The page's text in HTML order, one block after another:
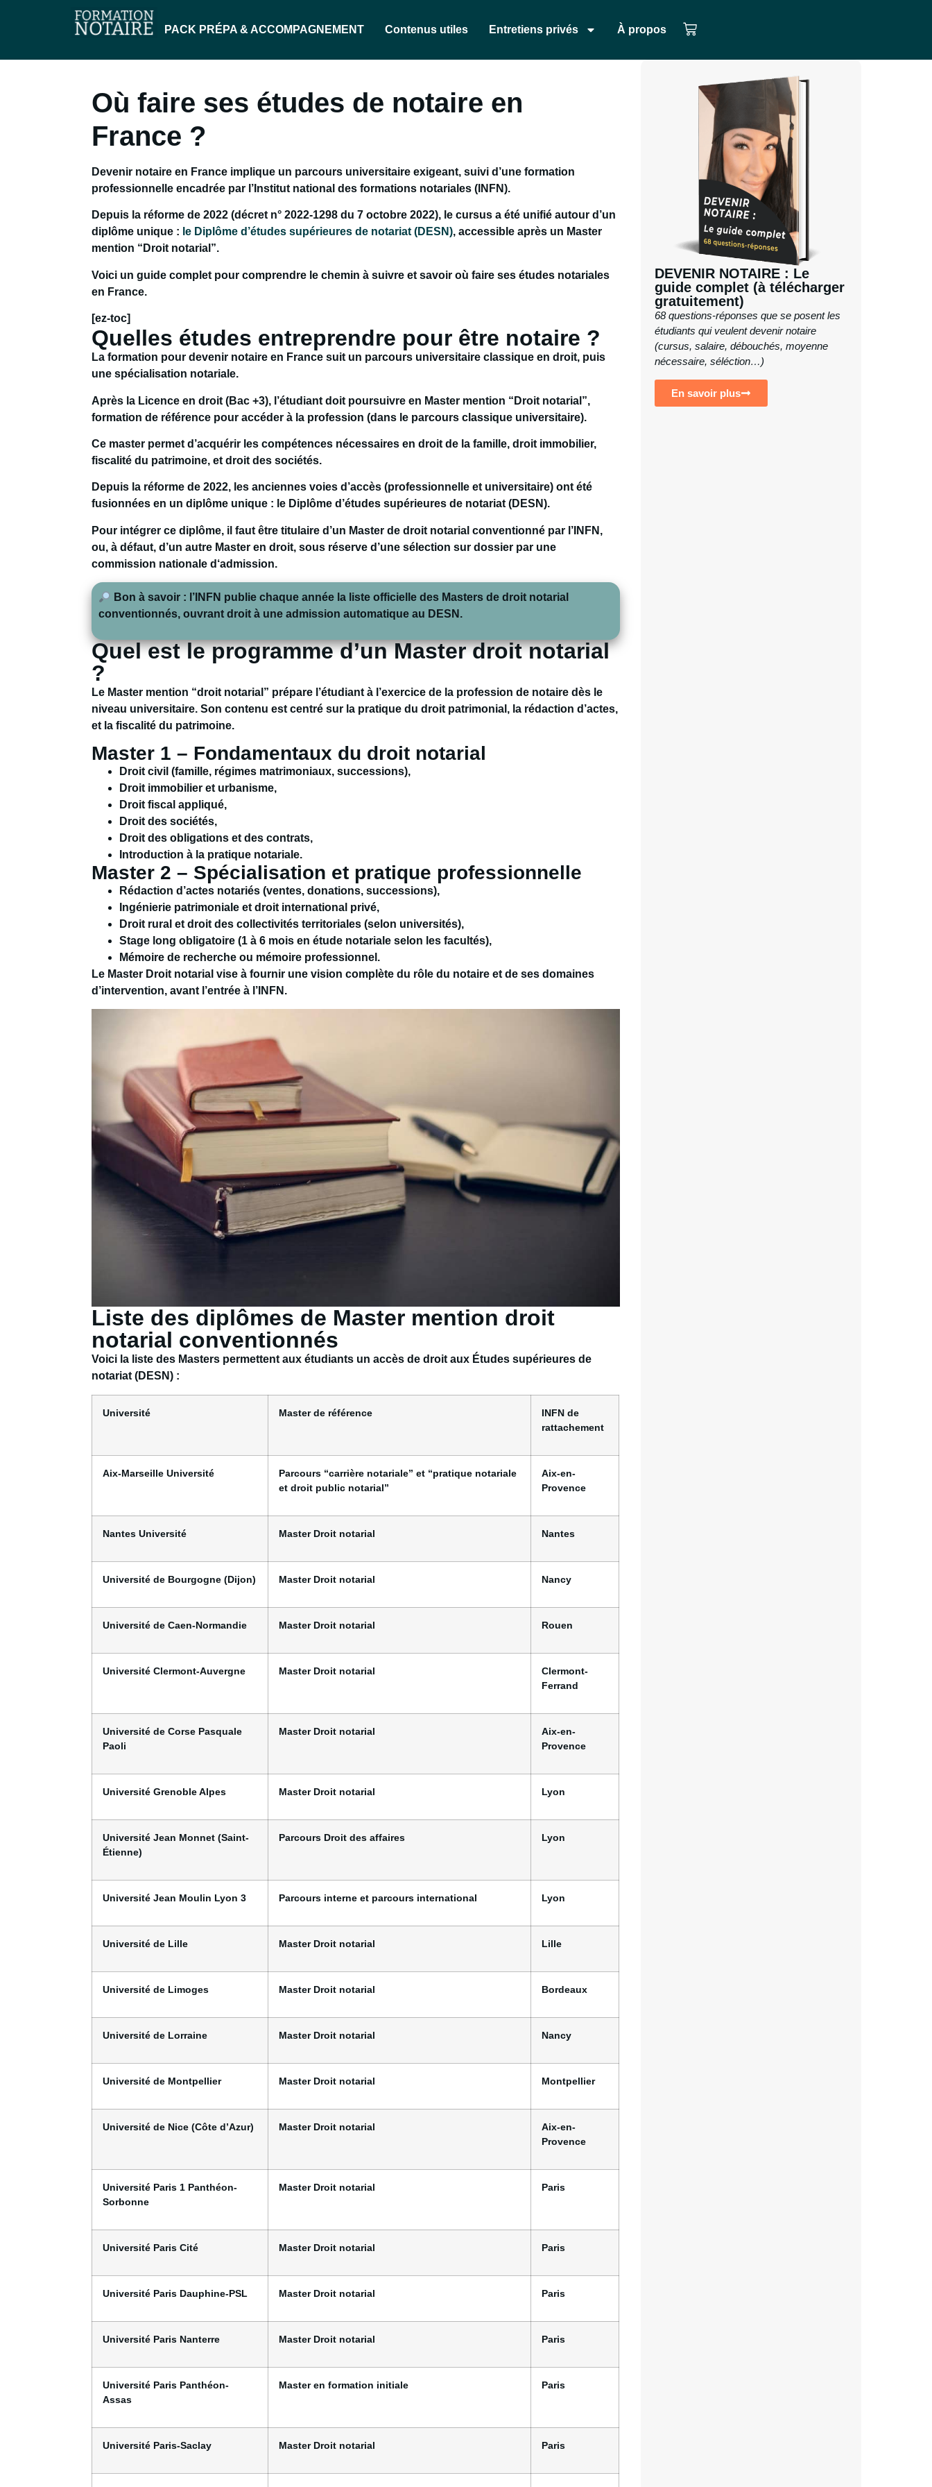
PACK PRÉPA & ACCOMPAGNEMENT Contenus utiles Entretiens privés À propos
Où faire ses études de notaire en
France ?
Devenir notaire en France implique un parcours universitaire exigeant, suivi d’une formation
professionnelle encadrée par l’Institut national des formations notariales (INFN).
Depuis la réforme de 2022 (décret n° 2022-1298 du 7 octobre 2022), le cursus a été unifié autour d’un
diplôme unique : le Diplôme d’études supérieures de notariat (DESN), accessible après un Master
mention “Droit notarial”.
Voici un guide complet pour comprendre le chemin à suivre et savoir où faire ses études notariales
en France.
[ez-toc]
Quelles études entreprendre pour être notaire ?
La formation pour devenir notaire en France suit un parcours universitaire classique en droit, puis
une spécialisation notariale.
Après la Licence en droit (Bac +3), l’étudiant doit poursuivre en Master mention “Droit notarial”,
formation de référence pour accéder à la profession (dans le parcours classique universitaire).
Ce master permet d’acquérir les compétences nécessaires en droit de la famille, droit immobilier,
fiscalité du patrimoine, et droit des sociétés.
Depuis la réforme de 2022, les anciennes voies d’accès (professionnelle et universitaire) ont été
fusionnées en un diplôme unique : le Diplôme d’études supérieures de notariat (DESN).
Pour intégrer ce diplôme, il faut être titulaire d’un Master de droit notarial conventionné par l’INFN ,
ou, à défaut, d’un autre Master en droit, sous réserve d’une sélection sur dossier par une
commission nationale d‘admission.
Bon à savoir : l’INFN publie chaque année la liste officielle des Masters de droit notarial
conventionnés, ouvrant droit à une admission automatique au DESN.
Quel est le programme d’un Master droit notarial
?
Le Master mention “droit notarial” prépare l’étudiant à l’exercice de la profession de notaire dès le
niveau universitaire. Son contenu est centré sur la pratique du droit patrimonial , la rédaction d’actes,
et la fiscalité du patrimoine.
Master 1 – Fondamentaux du droit notarial
Droit civil (famille, régimes matrimoniaux, successions),
Droit immobilier et urbanisme,
Droit fiscal appliqué,
Droit des sociétés,
Droit des obligations et des contrats,
Introduction à la pratique notariale.
Master 2 – Spécialisation et pratique professionnelle
Rédaction d’actes notariés (ventes, donations, successions),
Ingénierie patrimoniale et droit international privé,
Droit rural et droit des collectivités territoriales (selon universités),
Stage long obligatoire (1 à 6 mois en étude notariale selon les facultés),
Mémoire de recherche ou mémoire professionnel.
Le Master Droit notarial vise à fournir une vision complète du rôle du notaire et de ses domaines
d’intervention, avant l’entrée à l’INFN.
Liste des diplômes de Master mention droit
notarial conventionnés
Voici la liste des Masters permettent aux étudiants un accès de droit aux Études supérieures de
notariat (DESN) :
Université Master de référence
INFN de
rattachement
Aix-Marseille Université
Parcours “carrière notariale” et “pratique notariale
et droit public notarial”
Aix-en-
Provence
Nantes Université Master Droit notarial Nantes
Université de Bourgogne (Dijon) Master Droit notarial Nancy
Université de Caen-Normandie Master Droit notarial Rouen
Université Clermont-Auvergne Master Droit notarial
Clermont-
Ferrand
Université de Corse Pasquale
Paoli
Master Droit notarial
Aix-en-
Provence
Université Grenoble Alpes Master Droit notarial Lyon
Université Jean Monnet (Saint-
Étienne)
Parcours Droit des affaires Lyon
Université Jean Moulin Lyon 3 Parcours interne et parcours international Lyon
Université de Lille Master Droit notarial Lille
Université de Limoges Master Droit notarial Bordeaux
Université de Lorraine Master Droit notarial Nancy
Université de Montpellier Master Droit notarial Montpellier
Université de Nice (Côte d’Azur) Master Droit notarial
Aix-en-
Provence
Université Paris 1 Panthéon-
Sorbonne
Master Droit notarial Paris
Université Paris Cité Master Droit notarial Paris
Université Paris Dauphine-PSL Master Droit notarial Paris
Université Paris Nanterre Master Droit notarial Paris
Université Paris Panthéon-
Assas
Master en formation initiale Paris
Université Paris-Saclay Master Droit notarial Paris
DEVENIR NOTAIRE : Le
guide complet (à télécharger
gratuitement)
68 questions-réponses que se posent les
étudiants qui veulent devenir notaire
(cursus, salaire, débouchés, moyenne
nécessaire, séléction…)
En savoir plus